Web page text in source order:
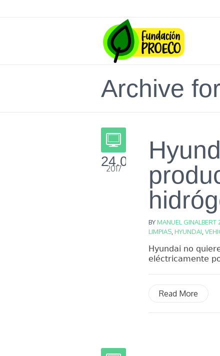
Archive
24.06
2017
BYMANUEL GINALBERT
LIMPIAS HYUNDAI
Hyundai no
eléctricamente
Read More